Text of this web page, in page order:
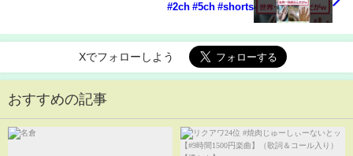
#2ch #5ch #shorts
Xでフォローしよう
おすすめの記事